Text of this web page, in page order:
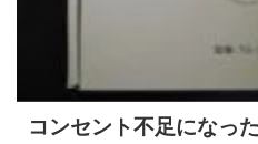
コンセント不足になっ